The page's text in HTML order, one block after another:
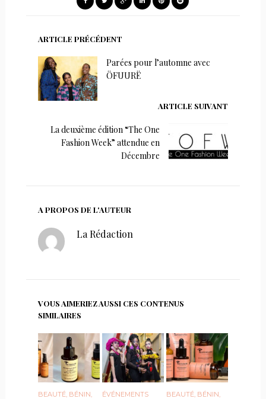
ARTICLE PRÉCÉDENT
Parées pour l’automne avec
ÖFUURË
ARTICLE SUIVANT
La deuxième édition “The One
Fashion Week” attendue en
Décembre
A PROPOS DE L'AUTEUR
La Rédaction
VOUS AIMERIEZ AUSSI CES CONTENUS
SIMILAIRES
BEAUTÉ, BÉNIN,
ÉVÉNEMENTS BEAUTÉ, BÉNIN,